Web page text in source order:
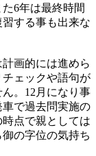
6年は最終時間
する事も出来な
画的には進めら
ェックや語句が
。12月になり事
で過去問実施の
点で親としては
の字位の気持ち